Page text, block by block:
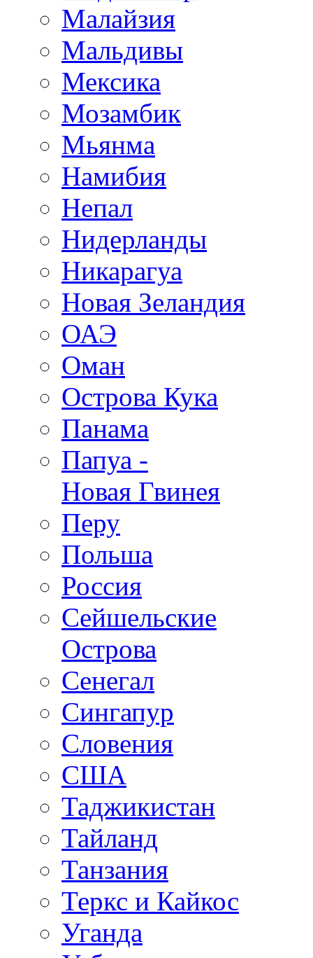
Малайзия
Мальдивы
Мексика
Мозамбик
Мьянма
Намибия
Непал
Нидерланды
Никарагуа
Новая Зеландия
ОАЭ
Оман
Острова Кука
Панама
Папуа -
Новая Гвинея
Перу
Польша
Россия
Сейшельские
Острова
Сенегал
Сингапур
Словения
США
Таджикистан
Тайланд
Танзания
Теркс и Кайкос
Уганда